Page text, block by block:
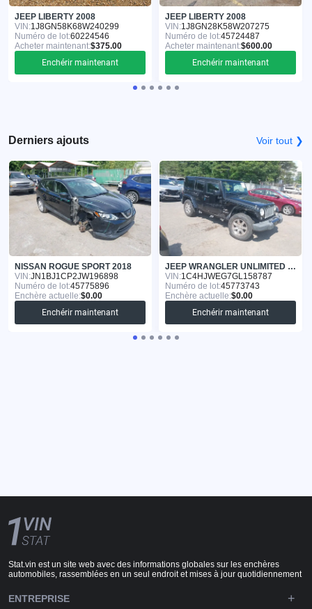
JEEP LIBERTY 2008
VIN:1J8GN58K68W240299
Numéro de lot:60224546
Acheter maintenant:$375.00
Enchérir maintenant
JEEP LIBERTY 2008
VIN:1J8GN28K58W207275
Numéro de lot:45724487
Acheter maintenant:$600.00
Enchérir maintenant
Derniers ajouts Voir tout ❯
NISSAN ROGUE SPORT 2018
VIN:JN1BJ1CP2JW196898
Numéro de lot:45775896
Enchère actuelle:$0.00
Enchérir maintenant
JEEP WRANGLER UNLIMITED 2016
VIN:1C4HJWEG7GL158787
Numéro de lot:45773743
Enchère actuelle:$0.00
Enchérir maintenant
Stat.vin est un site web avec des informations globales sur les enchères
automobiles, rassemblées en un seul endroit et mises à jour quotidiennement
ENTREPRISE